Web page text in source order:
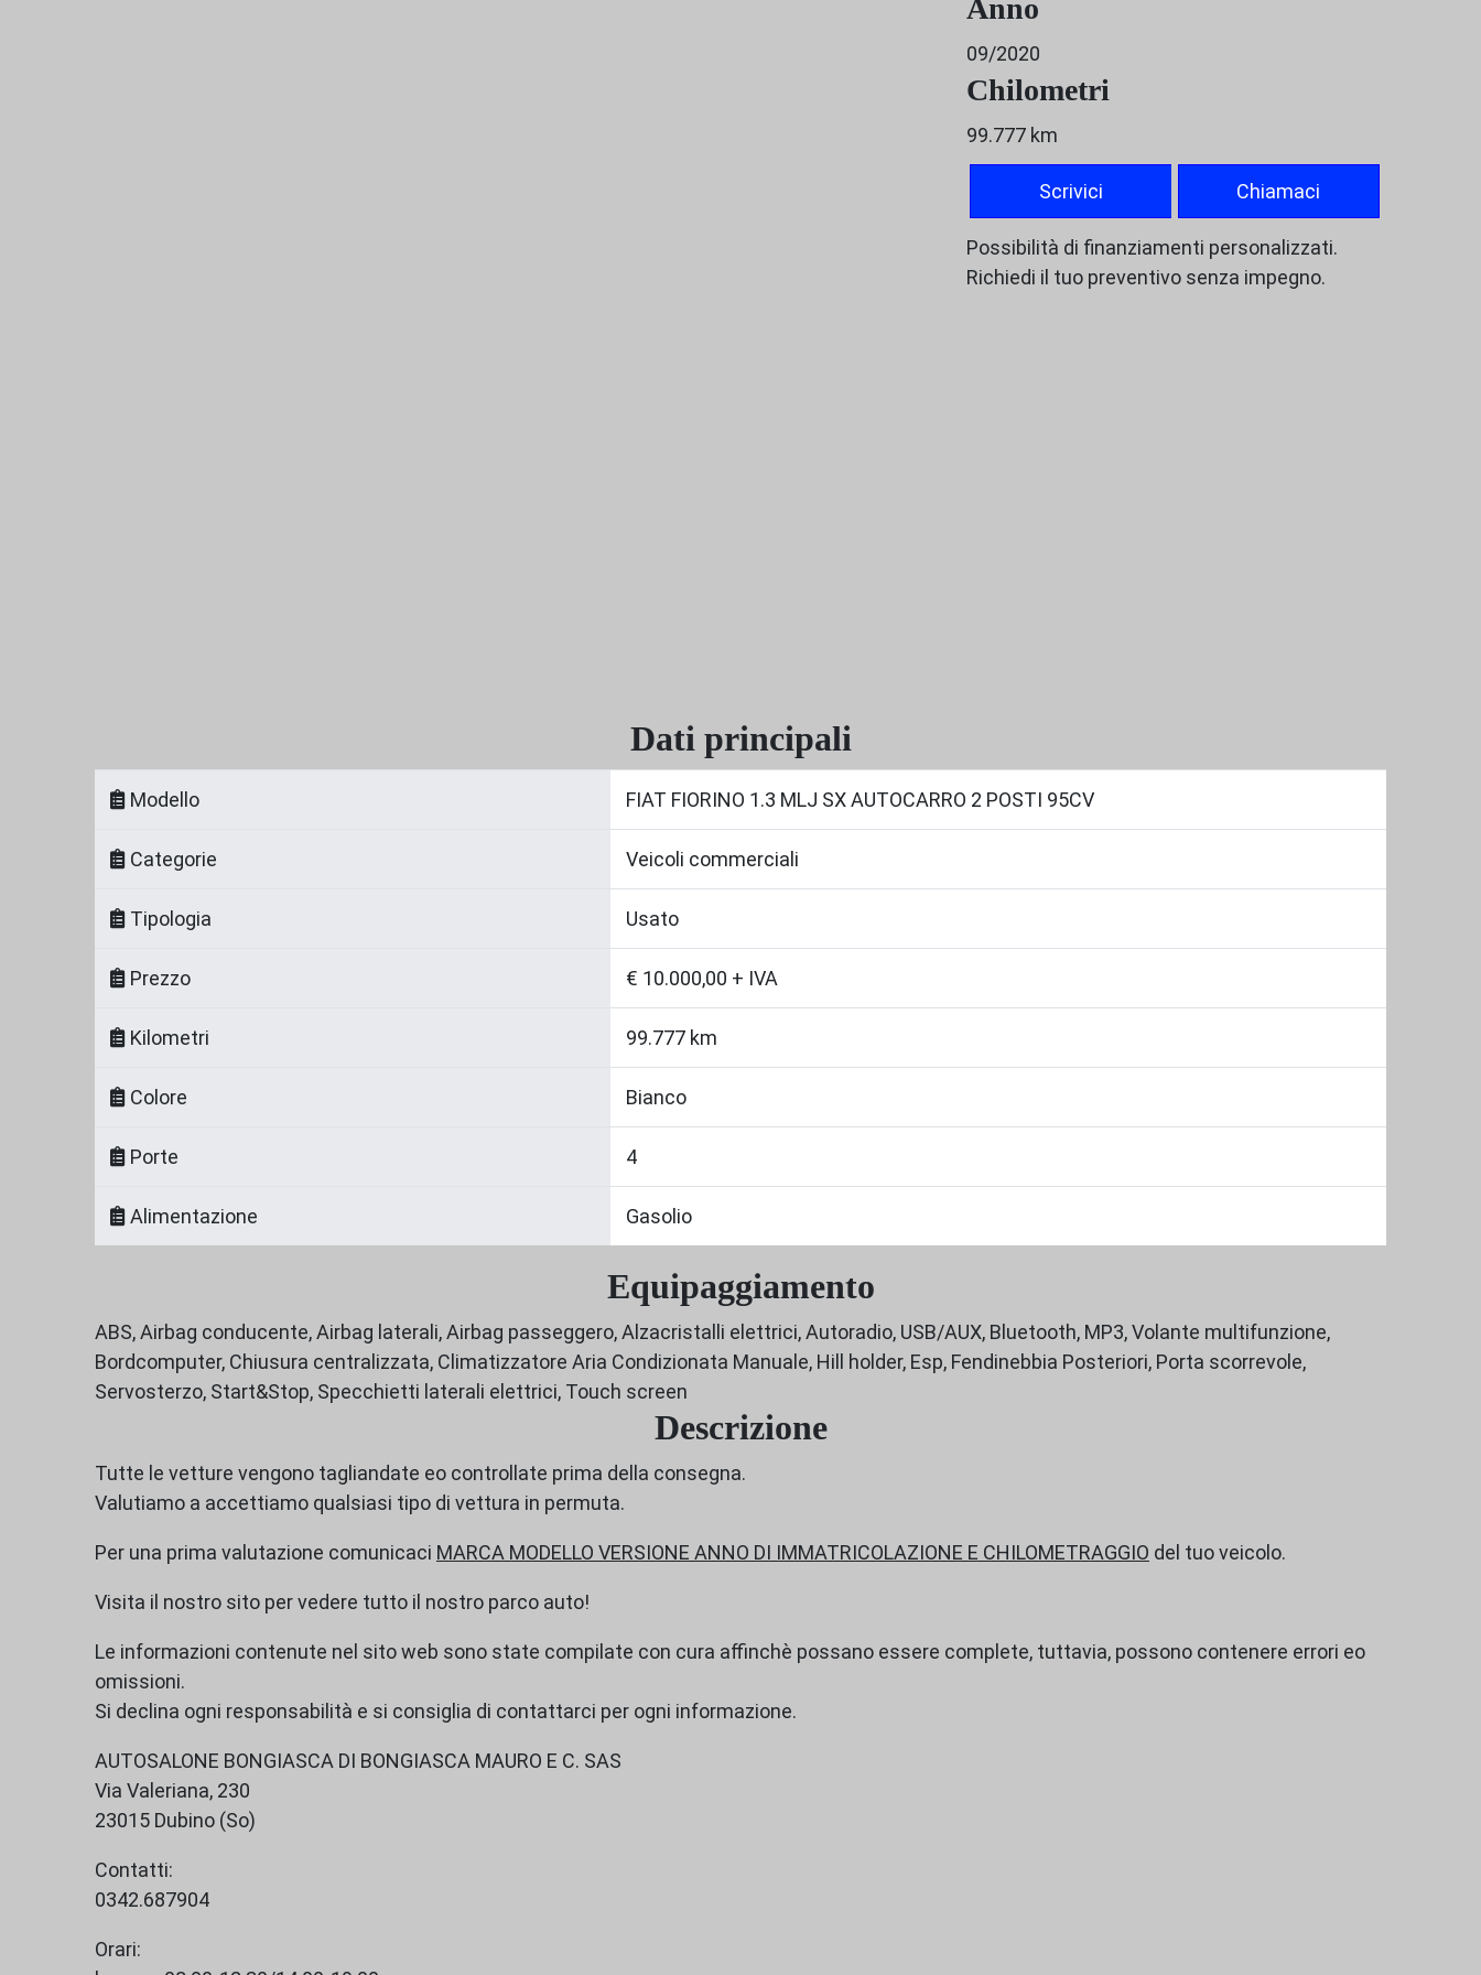
Anno
09/2020
Chilometri
99.777 km
Scrivici Chiamaci
Possibilità di finanziamenti personalizzati.
Richiedi il tuo preventivo senza impegno.
Dati principali
Modello FIAT FIORINO 1.3 MLJ SX AUTOCARRO 2 POSTI 95CV
Categorie Veicoli commerciali
Tipologia Usato
Prezzo € 10.000,00 + IVA
Kilometri 99.777 km
Colore Bianco
Porte 4
Alimentazione Gasolio
Equipaggiamento
ABS, Airbag conducente, Airbag laterali, Airbag passeggero, Alzacristalli elettrici, Autoradio, USB/AUX, Bluetooth, MP3, Volante multifunzione,
Bordcomputer, Chiusura centralizzata, Climatizzatore Aria Condizionata Manuale, Hill holder, Esp, Fendinebbia Posteriori, Porta scorrevole,
Servosterzo, Start&Stop, Specchietti laterali elettrici, Touch screen
Descrizione
Tutte le vetture vengono tagliandate eo controllate prima della consegna.
Valutiamo a accettiamo qualsiasi tipo di vettura in permuta.
Per una prima valutazione comunicaci MARCA MODELLO VERSIONE ANNO DI IMMATRICOLAZIONE E CHILOMETRAGGIO del tuo veicolo.
Visita il nostro sito per vedere tutto il nostro parco auto!
Le informazioni contenute nel sito web sono state compilate con cura affinchè possano essere complete, tuttavia, possono contenere errori eo
omissioni.
Si declina ogni responsabilità e si consiglia di contattarci per ogni informazione.
AUTOSALONE BONGIASCA DI BONGIASCA MAURO E C. SAS
Via Valeriana, 230
23015 Dubino (So)
Contatti:
0342.687904
Orari: